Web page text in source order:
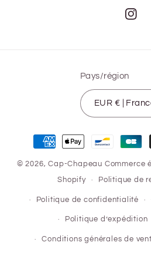
Pays/région
EUR € |
Moyens
de
paiement
© 2026,Cap-Chapeau Commerce
Shopify Politique de
Politique de confidentialité
Politique d’expédition
Conditions générales de